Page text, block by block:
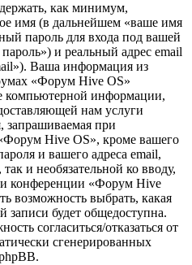
как минимум,
имя (в дальнейшем «ваше имя
пароль для входа под вашей
и реальный адрес email
Ваша информация из
«Форум Hive OS»
компьютерной информации,
нам услуги
запрашиваемая при
Hive OS», кроме вашего
и вашего адреса email,
и необязательной ко вводу,
конференции «Форум Hive
возможность выбрать, какая
будет общедоступна.
согласиться/отказаться от
сгенерированных